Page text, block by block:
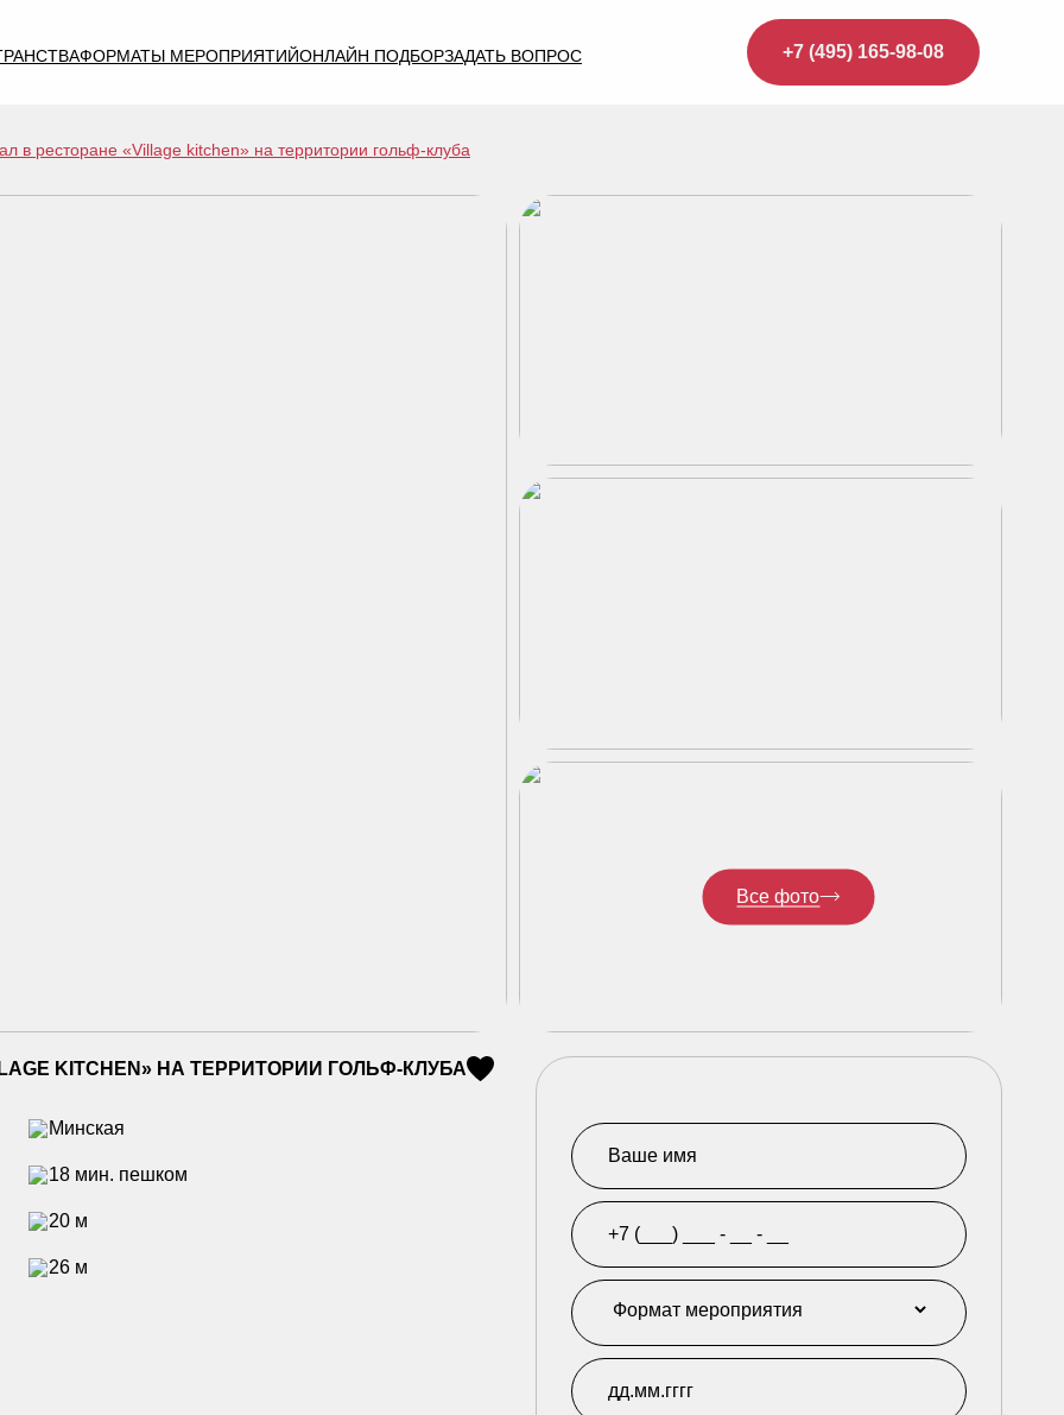
ФОРМАТЫ МЕРОПРИЯТИЙОНЛАЙН ПОДБОРЗАДАТЬ ВОПРОС +7 (495) 165-98-08
в ресторане «Village kitchen» на территории гольф-клуба
Все фото
KITCHEN» НА ТЕРРИТОРИИ ГОЛЬФ-КЛУБА
Минская
18 мин. пешком
20 м
26 м